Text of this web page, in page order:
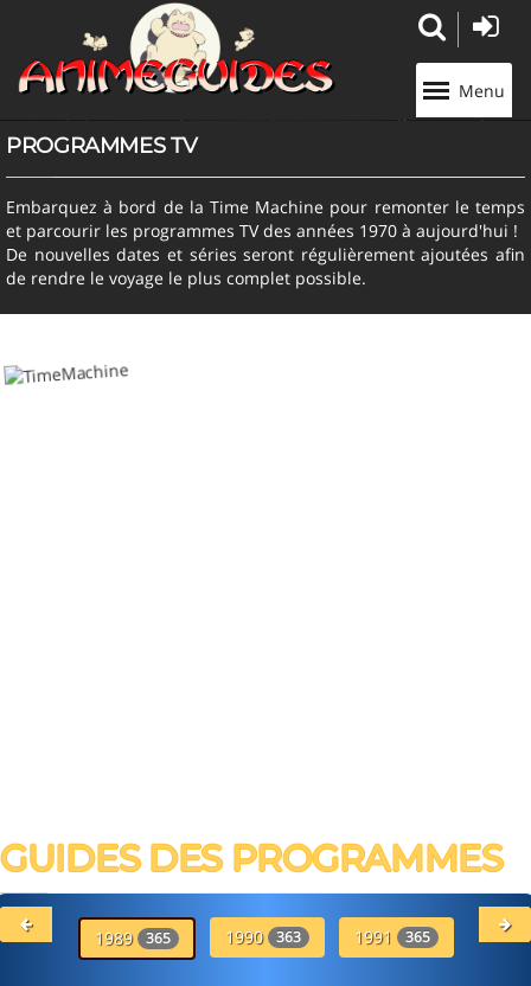
Menu
PROGRAMMES TV
Embarquez à bord de la Time Machine pour remonter le temps
et parcourir les programmes TV des années 1970 à aujourd'hui !
De nouvelles dates et séries seront régulièrement ajoutées afin
de rendre le voyage le plus complet possible.
GUIDES DES PROGRAMMES
1989 365 1990 363 1991 365
Panneau de gestion des cookies